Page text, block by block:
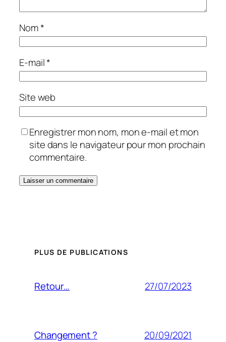
Nom*
E-mail*
Site web
Enregistrer mon nom, mon e-mail et mon
site dans le navigateur pour mon prochain
commentaire.
PLUS DE PUBLICATIONS
Retour… 27/07/2023
Changement ? 20/09/2021